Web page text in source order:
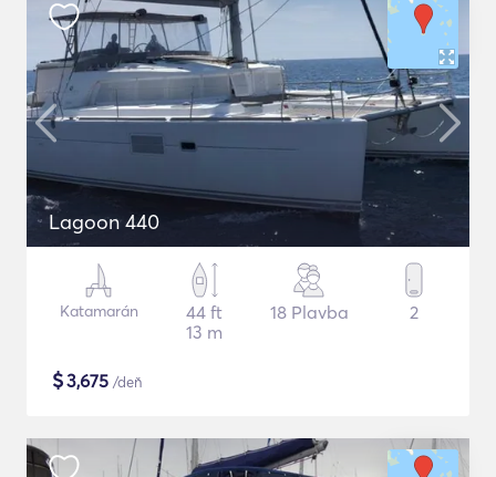
Lagoon 440
Katamarán
44 ft
13 m
18 Plavba 2
$3,675 /deň